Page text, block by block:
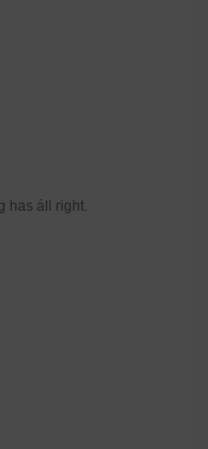
has áll right.